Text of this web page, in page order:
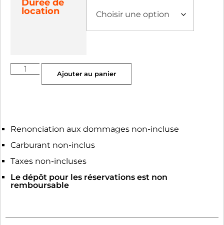
Durée de
location
Ajouter au panier
Renonciation aux dommages non-incluse
Carburant non-inclus
Taxes non-incluses
Le dépôt pour les réservations est non
remboursable